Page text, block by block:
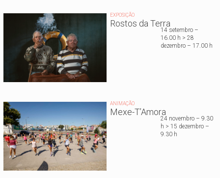
EXPOSIÇÃO
Rostos da Terra
14 setembro –
16.00 h > 28
dezembro – 17.00 h
ANIMAÇÃO
Mexe-T’Amora
24 novembro – 9.30
h > 15 dezembro –
9.30 h